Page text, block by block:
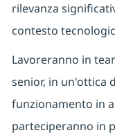
rilevanza
contesto
Lavoreranno in
senior, in un'ottica
funzionamento in
parteciperanno in